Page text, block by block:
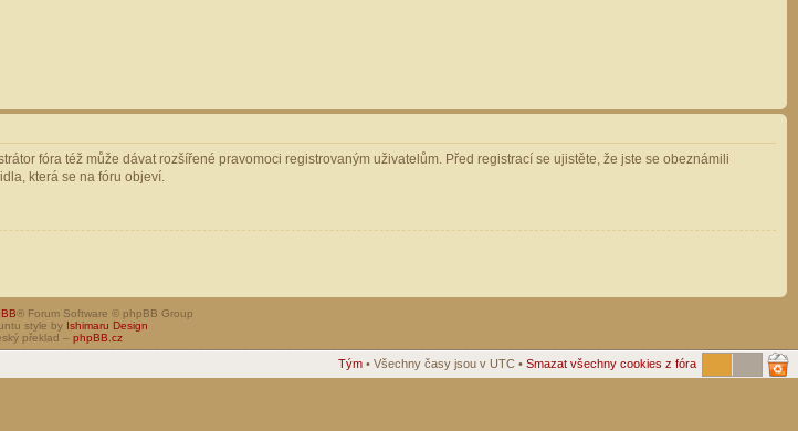
fóra též může dávat rozšířené pravomoci registrovaným uživatelům. Před registrací se ujistěte, že jste se obeznámili
která se na fóru objeví.
® Forum Software © phpBB Group
style by Ishimaru Design
překlad – phpBB.cz
Tým • Všechny časy jsou v UTC • Smazat všechny cookies z fóra